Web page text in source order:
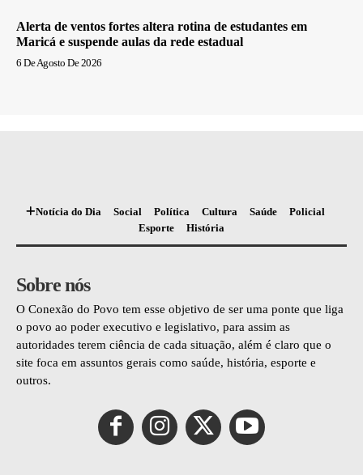
Alerta de ventos fortes altera rotina de estudantes em
Maricá e suspende aulas da rede estadual
6 De Agosto De 2026
Notícia do Dia Social Política Cultura Saúde
Policial
Esporte
História
Sobre nós
O Conexão do Povo tem esse objetivo de ser uma ponte que liga
o povo ao poder executivo e legislativo, para assim as
autoridades terem ciência de cada situação, além é claro que o
site foca em assuntos gerais como saúde, história, esporte e
outros.